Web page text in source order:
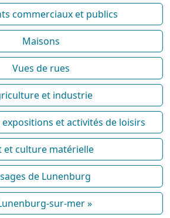
commerciaux et publics
Maisons
Vues de rues
et industrie
et activités de loisirs
et culture matérielle
de Lunenburg
sur-mer »